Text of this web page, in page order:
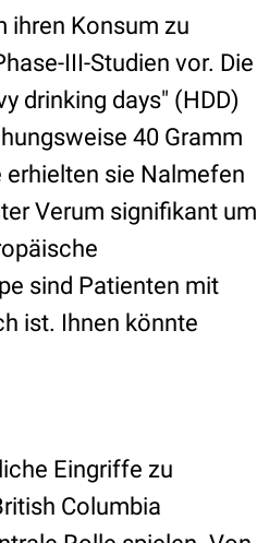
ihren Konsum zu
III-Studien vor. Die
drinking days" (HDD)
40 Gramm
sie Nalmefen
Verum signifikant um
sind Patienten mit
ist. Ihnen könnte
Eingriffe zu
Columbia